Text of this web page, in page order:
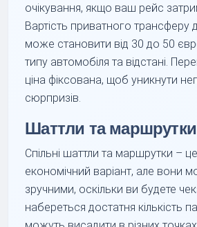
очікування, якщо ваш рейс
Вартість приватного трансферу
може становити від 30 до 50
типу автомобіля та відстані.
ціна фіксована, щоб уникнути
сюрпризів.
Шаттли та маршрутки
Спільні шаттли та маршрутки –
економічний варіант, але вони
зручними, оскільки ви будете
набереться достатня кількість